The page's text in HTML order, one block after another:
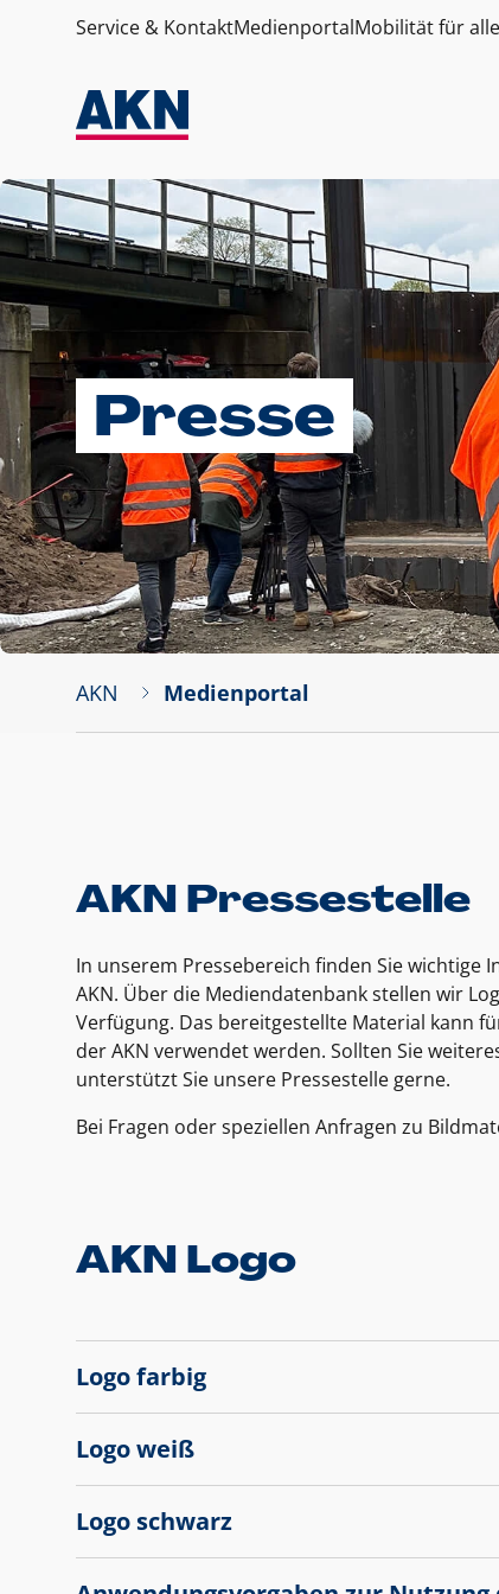
Service & KontaktMedienportalMobilität für alle
Presse
AKN Medienportal
AKN Pressestelle
In unserem Pressebereich finden Sie
AKN. Über die Mediendatenbank stellen wir
Verfügung. Das bereitgestellte Material kann
der AKN verwendet werden. Sollten Sie
unterstützt Sie unsere Pressestelle gerne.
Bei Fragen oder speziellen Anfragen zu
AKN Logo
Logo farbig
Logo weiß
Logo schwarz